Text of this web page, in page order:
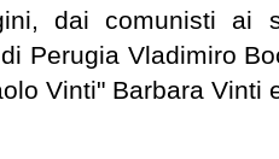
dai comunisti ai
Perugia Vladimiro
Vinti" Barbara Vinti